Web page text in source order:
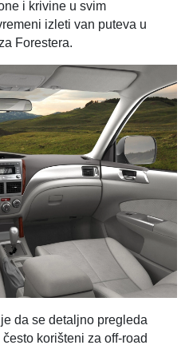
i krivine u svim
izleti van puteva u
Forestera.
da se detaljno pregleda
korišteni za off-road